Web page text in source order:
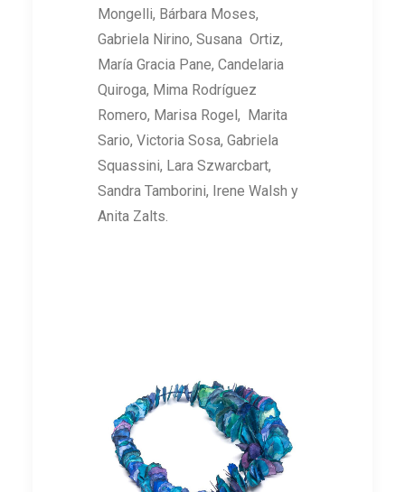
Mongelli, Bárbara Moses,
Gabriela Nirino, Susana Ortiz,
María Gracia Pane, Candelaria
Quiroga, Mima Rodríguez
Romero, Marisa Rogel, Marita
Sario, Victoria Sosa, Gabriela
Squassini, Lara Szwarcbart,
Sandra Tamborini, Irene Walsh y
Anita Zalts.